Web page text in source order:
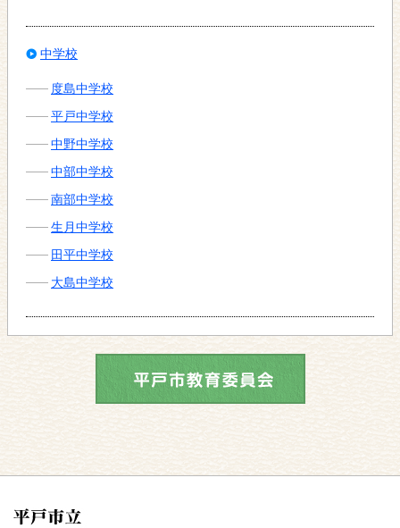
中学校
度島中学校
平戸中学校
中野中学校
中部中学校
南部中学校
生月中学校
田平中学校
大島中学校